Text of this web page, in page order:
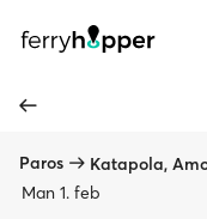
Paros
Katapola,
Man 1. feb